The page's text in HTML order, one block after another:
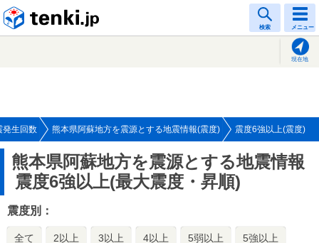
検索 メニュー
現在地
発生回数 熊本県阿蘇地方を震源とする地震情報(震度) 震度6強以上(震度)
熊本県阿蘇地方を震源とする地震情報
震度6強以上(最大震度・昇順)
震度別：
全て 2以上 3以上 4以上 5弱以上 5強以上